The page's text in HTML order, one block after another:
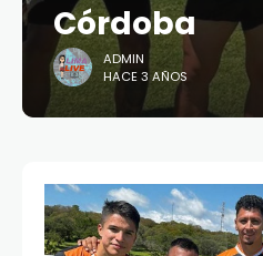
Córdoba
ADMIN
HACE 3 AÑOS